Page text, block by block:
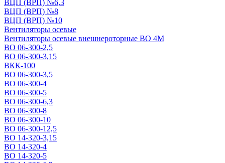
ВЦП (ВРП) №6,3
ВЦП (ВРП) №8
ВЦП (ВРП) №10
Вентиляторы осевые
Вентиляторы осевые внешнероторные ВО 4М
ВО 06-300-2,5
ВО 06-300-3,15
ВКК-100
ВО 06-300-3,5
ВО 06-300-4
ВО 06-300-5
ВО 06-300-6,3
ВО 06-300-8
ВО 06-300-10
ВО 06-300-12,5
ВО 14-320-3,15
ВО 14-320-4
ВО 14-320-5